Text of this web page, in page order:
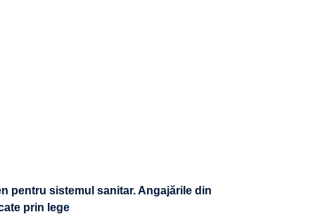
pentru sistemul sanitar. Angajările din
prin lege